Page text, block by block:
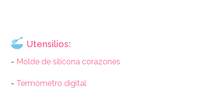
Utensilios:
- Molde de silicona corazones
- Termómetro digital